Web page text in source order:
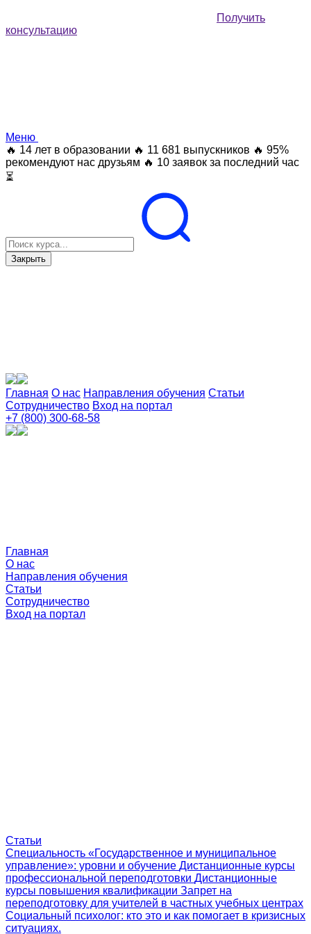
Получить
консультацию
Меню
🔥 14 лет в образовании 🔥 11 681 выпускников 🔥 95%
рекомендуют нас друзьям 🔥 10 заявок за последний час
⏳
Закрыть
Главная О нас Направления обучения Статьи
Сотрудничество Вход на портал
+7 (800) 300-68-58
Главная
О нас
Направления обучения
Статьи
Сотрудничество
Вход на портал
Статьи
Специальность «Государственное и муниципальное
управление»: уровни и обучение Дистанционные курсы
профессиональной переподготовки Дистанционные
курсы повышения квалификации Запрет на
переподготовку для учителей в частных учебных центрах
Социальный психолог: кто это и как помогает в кризисных
ситуациях.